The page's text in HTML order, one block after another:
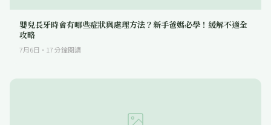
嬰兒長牙時會有哪些症狀與處理方法？新手爸媽必學！緩解不適全
攻略
7月6日 · 17分鐘閱讀